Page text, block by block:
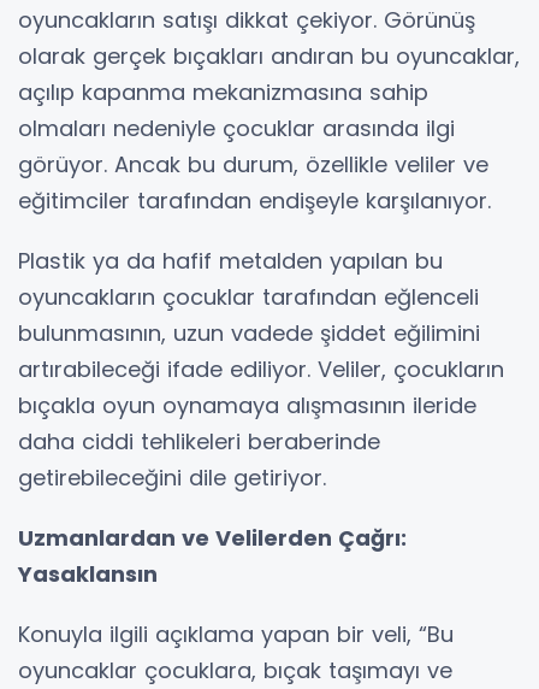
oyuncakların satışı dikkat çekiyor. Görünüş
olarak gerçek bıçakları andıran bu oyuncaklar,
açılıp kapanma mekanizmasına sahip
olmaları nedeniyle çocuklar arasında ilgi
görüyor. Ancak bu durum, özellikle veliler ve
eğitimciler tarafından endişeyle karşılanıyor.
Plastik ya da hafif metalden yapılan bu
oyuncakların çocuklar tarafından eğlenceli
bulunmasının, uzun vadede şiddet eğilimini
artırabileceği ifade ediliyor. Veliler, çocukların
bıçakla oyun oynamaya alışmasının ileride
daha ciddi tehlikeleri beraberinde
getirebileceğini dile getiriyor.
Uzmanlardan ve Velilerden Çağrı:
Yasaklansın
Konuyla ilgili açıklama yapan bir veli, “Bu
oyuncaklar çocuklara, bıçak taşımayı ve